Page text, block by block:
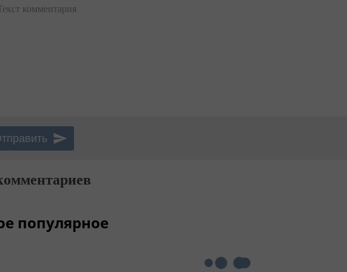
комментария
популярное